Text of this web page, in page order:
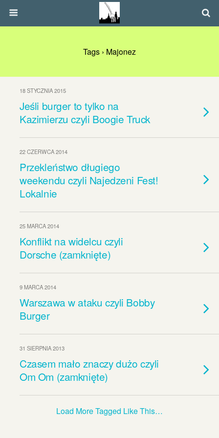
Tags › Majonez
18 STYCZNIA 2015
Jeśli burger to tylko na
Kazimierzu czyli Boogie Truck
22 CZERWCA 2014
Przekleństwo długiego
weekendu czyli Najedzeni Fest!
Lokalnie
25 MARCA 2014
Konflikt na widelcu czyli
Dorsche (zamknięte)
9 MARCA 2014
Warszawa w ataku czyli Bobby
Burger
31 SIERPNIA 2013
Czasem mało znaczy dużo czyli
Om Om (zamknięte)
Load More Tagged Like This…